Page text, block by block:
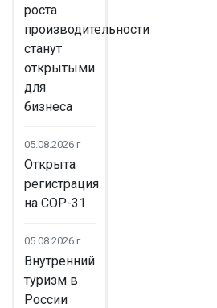
роста
производительности
станут
открытыми
для
бизнеса
05.08.2026 г
Открыта
регистрация
на COP-31
05.08.2026 г
Внутренний
туризм в
России